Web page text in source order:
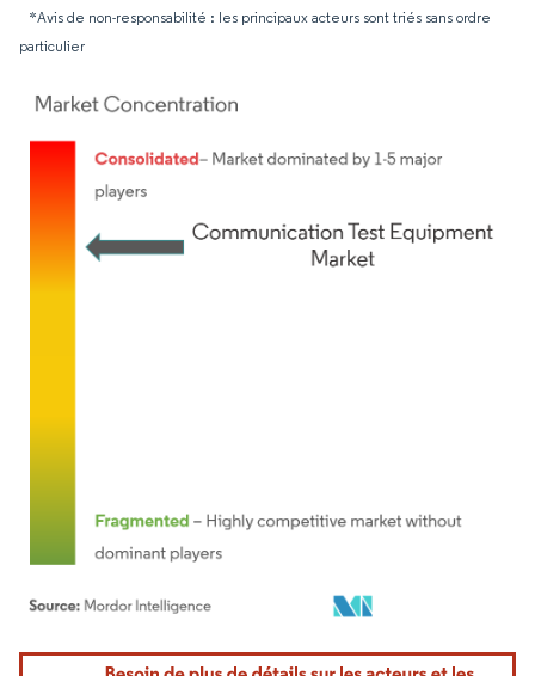
*Avis de non-responsabilité : les principaux acteurs sont triés sans ordre
particulier
Image © Mordor Intelligence. La réutilisation nécessite une attribution sous CC BY